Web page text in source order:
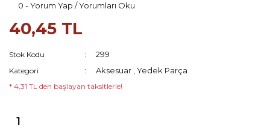
0 - Yorum Yap / Yorumları Oku
40,45 TL
Stok Kodu 299
Kategori Aksesuar ,Yedek Parça
* 4,31 TL den başlayan taksitlerle!